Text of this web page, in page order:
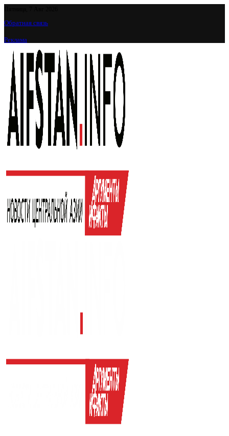
Обратная связь
Реклама